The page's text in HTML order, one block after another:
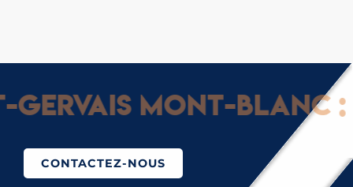
Mont-Blanc :
CONTACTEZ-NOUS